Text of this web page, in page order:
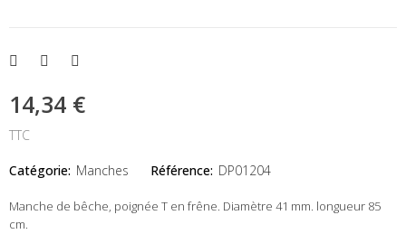
14,34 €
TTC
Catégorie: Manches Référence: DP01204
Manche de bêche, poignée T en frêne. Diamètre 41 mm. longueur 85
cm.